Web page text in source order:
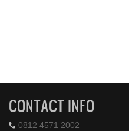
CONTACT INFO
0812 4571 2002